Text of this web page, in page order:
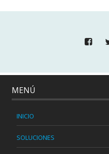
MENÚ
INICIO
SOLUCIONES